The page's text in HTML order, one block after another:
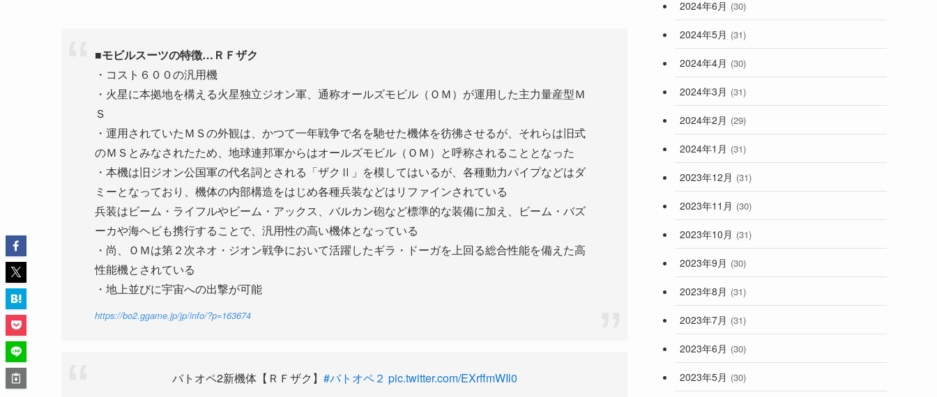
■モビルスーツの特徴…ＲＦザク
・コスト６００の汎用機
・火星に本拠地を構える火星独立ジオン軍、通称オールズモビル（ＯＭ）が運用した主力量産型Ｍ
Ｓ
・運用されていたＭＳの外観は、かつて一年戦争で名を馳せた機体を彷彿させるが、それらは旧式
のＭＳとみなされたため、地球連邦軍からはオールズモビル（ＯＭ）と呼称されることとなった
・本機は旧ジオン公国軍の代名詞とされる「ザクⅡ」を模してはいるが、各種動力パイプなどはダ
ミーとなっており、機体の内部構造をはじめ各種兵装などはリファインされている
兵装はビーム・ライフルやビーム・アックス、バルカン砲など標準的な装備に加え、ビーム・バズ
ーカや海ヘビも携行することで、汎用性の高い機体となっている
・尚、ＯＭは第２次ネオ・ジオン戦争において活躍したギラ・ドーガを上回る総合性能を備えた高
性能機とされている
・地上並びに宇宙への出撃が可能
https://bo2.ggame.jp/jp/info/?p=163674
バトオペ2新機体【ＲＦザク】 #バトオペ２ pic.twitter.com/EXrffmWIl0
2024年6月 (30)
2024年5月 (31)
2024年4月 (30)
2024年3月 (31)
2024年2月 (29)
2024年1月 (31)
2023年12月 (31)
2023年11月 (30)
2023年10月 (31)
2023年9月 (30)
2023年8月 (31)
2023年7月 (31)
2023年6月 (30)
2023年5月 (30)